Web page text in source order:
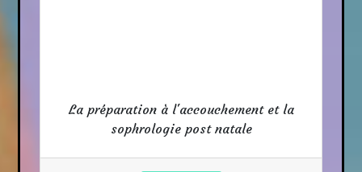
La préparation à l'accouchement et la
sophrologie post natale